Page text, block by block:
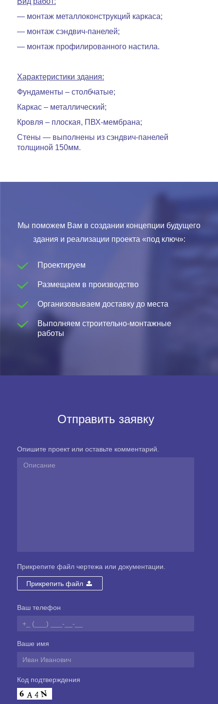
— монтаж металлоконструкций каркаса;
— монтаж сэндвич-панелей;
— монтаж профилированного настила.
Характеристики здания:
Фундаменты – столбчатые;
Каркас – металлический;
Кровля – плоская, ПВХ-мембрана;
Стены — выполнены из сэндвич-панелей
толщиной 150мм.
Мы поможем Вам в создании концепции будущего
здания и реализации проекта «под ключ»:
Проектируем
Размещаем в производство
Организовываем доставку до места
Выполняем строительно-монтажные
работы
Отправить заявку
Опишите проект или оставьте комментарий.
Прикрепите файл чертежа или документации.
Прикрепить файл
Ваш телефон
Ваше имя
Код подтверждения